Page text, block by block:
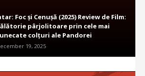
Foc și Cenușă (2025) Review de Film:
pârjolitoare prin cele mai
colțuri ale Pandorei
19, 2025